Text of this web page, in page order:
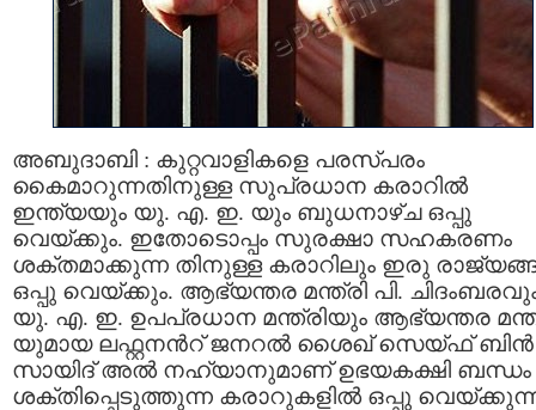
അബുദാബി : കുറ്റവാളികളെ പരസ്പരം
കൈമാറുന്നതിനുള്ള സുപ്രധാന കരാറില്‍
ഇന്ത്യയും യു. എ. ഇ. യും ബുധനാഴ്ച ഒപ്പു
വെയ്ക്കും. ഇതോടൊപ്പം സുരക്ഷാ സഹകരണം
ശക്തമാക്കുന്ന തിനുള്ള കരാറിലും ഇരു
ഒപ്പു വെയ്ക്കും. ആഭ്യന്തര മന്ത്രി പി.
യു. എ. ഇ. ഉപപ്രധാന മന്ത്രിയും ആഭ്യന്തര
യുമായ ലഫ്റ്റനന്‍റ് ജനറല്‍ ശൈഖ് സെയ്ഫ് ബിന്‍
സായിദ് അല്‍ നഹ്യാനുമാണ് ഉഭയകക്ഷി ബന്ധം
ശക്തിപ്പെടുത്തുന്ന കരാറുകളില്‍ ഒപ്പു